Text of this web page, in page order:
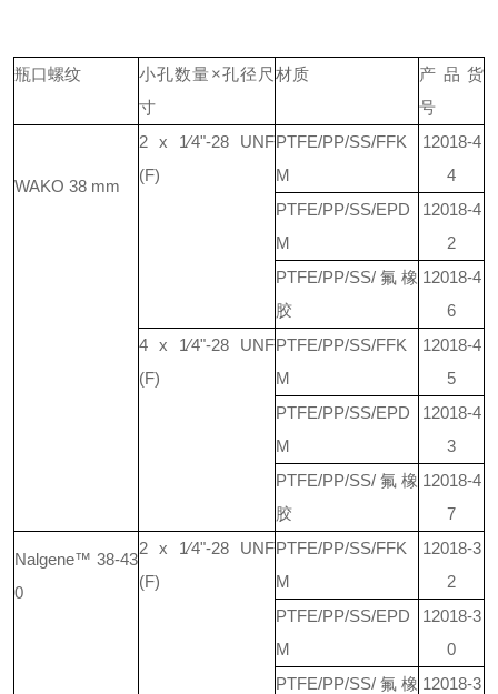
瓶口螺纹
小孔数量×孔径尺
寸
材质
产品货
号
WAKO 38 mm
2 x 1⁄4"-28 UNF
(F)
PTFE/PP/SS/FFK
M
12018-4
4
PTFE/PP/SS/EPD
M
12018-4
2
PTFE/PP/SS/氟橡
胶
12018-4
6
4 x 1⁄4"-28 UNF
(F)
PTFE/PP/SS/FFK
M
12018-4
5
PTFE/PP/SS/EPD
M
12018-4
3
PTFE/PP/SS/氟橡
胶
12018-4
7
Nalgene™ 38-43
0
2 x 1⁄4"-28 UNF
(F)
PTFE/PP/SS/FFK
M
12018-3
2
PTFE/PP/SS/EPD
M
12018-3
0
PTFE/PP/SS/氟橡 12018-3